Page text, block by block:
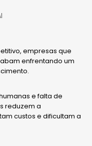
empresas que
enfrentando um
e falta de
reduzem a
custos e dificultam a